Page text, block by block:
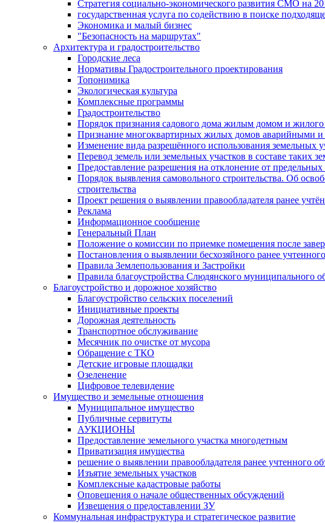
Стратегия социально-экономического развития СМО на
государственная услуга по содействию в поиске
Экономика и малый бизнес
"Безопасность на маршрутах"
Архитектура и градостроительство
Городские леса
Нормативы Градостроительного проектирования
Топонимика
Экологическая культура
Комплексные программы
Градостроительство
Порядок признания садового дома жилым домом и
Признание многоквартирных жилых домов аварийными
Изменение вида разрешённого использования земельных
Перевод земель или земельных участков в составе таких
Предоставление разрешения на отклонение от
Порядок выявления самовольного строительства. Об
строительства
Проект решения о выявлении правообладателя ранее
Реклама
Информационное сообщение
Генеральный План
Положение о комиссии по приемке помещения после
Постановления о выявлении бесхозяйного ранее
Правила Землепользования и Застройки
Правила благоустройства Слюдянского муниципального
Благоустройство и дорожное хозяйство
Благоустройство сельских поселений
Инициативные проекты
Дорожная деятельность
Транспортное обслуживание
Месячник по очистке от мусора
Обращение с ТКО
Детские игровые площадки
Озеленение
Цифровое телевидение
Имущество и земельные отношения
Муниципальное имущество
Публичные сервитуты
АУКЦИОНЫ
Предоставление земельного участка многодетным
Приватизация имущества
решение о выявлении правообладателя ранее учтенного
Изъятие земельных участков
Комплексные кадастровые работы
Оповещения о начале общественных обсуждений
Извещения о предоставлении ЗУ
Коммунальная инфраструктура и стратегическое развитие